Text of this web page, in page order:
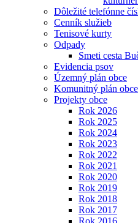
Dôležité telefónne
Cenník služieb
Tenisové kurty
Odpady
Smeti cesta
Evidencia psov
Územný plán obce
Komunitný plán
Projekty obce
Rok 2026
Rok 2025
Rok 2024
Rok 2023
Rok 2022
Rok 2021
Rok 2020
Rok 2019
Rok 2018
Rok 2017
Rok 2016